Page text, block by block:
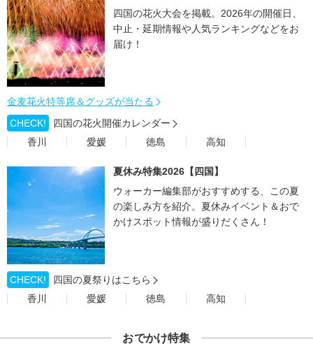
四国の花火大会を掲載。2026年の開催日、
中止・延期情報や人気ランキングなどをお
届け！
金麦花火特等席＆グッズが当たる
CHECK!
四国の花火開催カレンダー
香川
愛媛 徳島 高知
夏休み特集2026【四国】
ウォーカー編集部がおすすめする、この夏
の楽しみ方を紹介。夏休みイベント＆おで
かけスポット情報が盛りだくさん！
CHECK!
四国の夏祭りはこちら
香川
愛媛 徳島 高知
おでかけ特集